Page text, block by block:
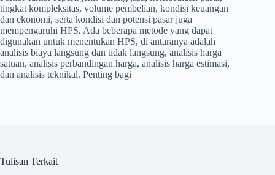
tingkat kompleksitas, volume pembelian, kondisi keuangan
dan ekonomi, serta kondisi dan potensi pasar juga
mempengaruhi HPS. Ada beberapa metode yang dapat
digunakan untuk menentukan HPS, di antaranya adalah
analisis biaya langsung dan tidak langsung, analisis harga
satuan, analisis perbandingan harga, analisis harga estimasi,
dan analisis teknikal. Penting bagi
Tulisan Terkait